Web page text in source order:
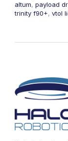
altum, payload
trinity f90+, vtol